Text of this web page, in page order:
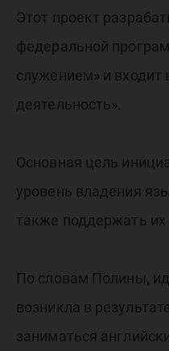
Этот проект
федеральной
служением» и входит
деятельность».
Основная цель
уровень владения
также поддержать
По словам Полины,
возникла в
заниматься